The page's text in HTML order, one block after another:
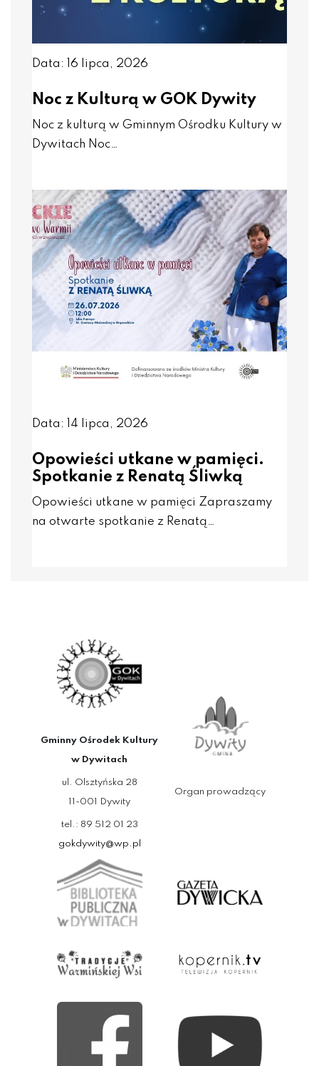
Data: 16 lipca, 2026
Noc z Kulturą w GOK Dywity
Noc z kulturą w Gminnym Ośrodku Kultury w
Dywitach Noc…
Data: 14 lipca, 2026
Opowieści utkane w pamięci.
Spotkanie z Renatą Śliwką
Opowieści utkane w pamięci Zapraszamy
na otwarte spotkanie z Renatą…
Gminny Ośrodek Kultury
w Dywitach
ul. Olsztyńska 28
11-001 Dywity
tel.: 89 512 01 23
gokdywity@wp.pl
Organ prowadzący